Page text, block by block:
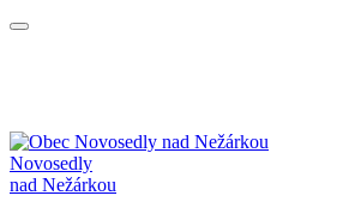
Novosedly
nad Nežárkou